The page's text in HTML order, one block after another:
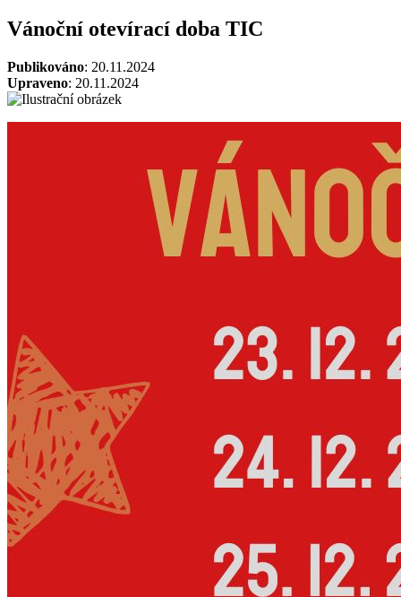
Vánoční otevírací doba TIC
Publikováno: 20.11.2024
Upraveno: 20.11.2024